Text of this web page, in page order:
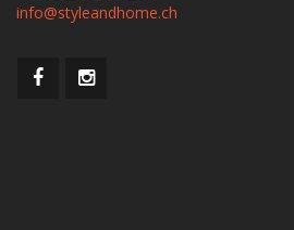
info@styleandhome.ch